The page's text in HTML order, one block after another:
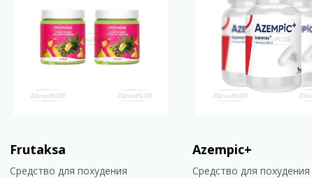
Frutaksa
Средство для похудения
Azempic+
Средство для похудения